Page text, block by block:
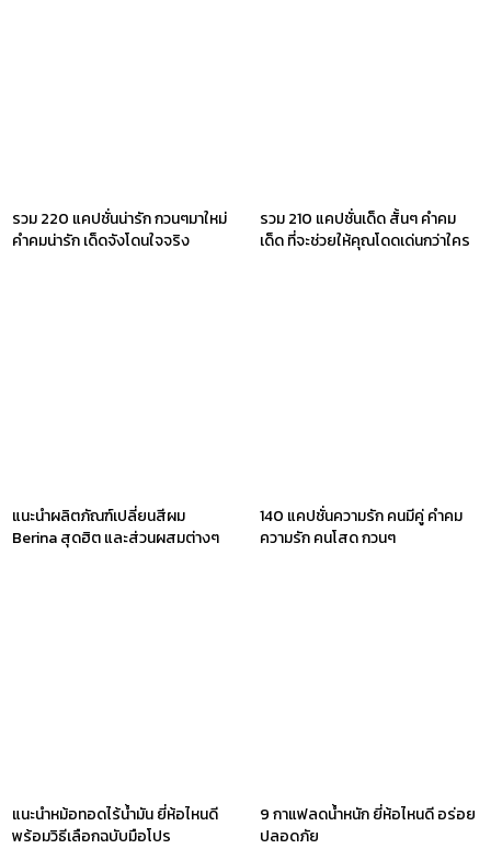
รวม 220 แคปชั่นน่ารัก กวนๆมาใหม่
คำคมน่ารัก เด็ดจังโดนใจจริง
รวม 210 แคปชั่นเด็ด สั้นๆ คำคม
เด็ด ที่จะช่วยให้คุณโดดเด่นกว่าใคร
แนะนำผลิตภัณฑ์เปลี่ยนสีผม
Berina สุดฮิต และส่วนผสมต่างๆ
140 แคปชั่นความรัก คนมีคู่ คำคม
ความรัก คนโสด กวนๆ
แนะนำหม้อทอดไร้น้ำมัน ยี่ห้อไหนดี
พร้อมวิธีเลือกฉบับมือโปร
9 กาแฟลดน้ำหนัก ยี่ห้อไหนดี อร่อย
ปลอดภัย